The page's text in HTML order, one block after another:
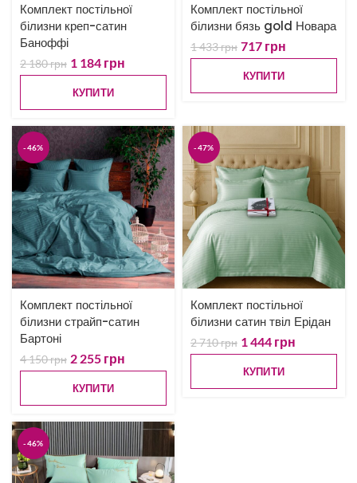
Комплект постільної
білизни креп-сатин
Баноффі
2 180грн 1 184 грн
КУПИТИ
Комплект постільної
білизни бязь gold Новара
1 433грн 717 грн
КУПИТИ
-46%
Комплект постільної
білизни страйп-сатин
Бартоні
4 150грн 2 255 грн
КУПИТИ
-47%
Комплект постільної
білизни сатин твіл Ерідан
2 710грн 1 444 грн
КУПИТИ
-46%